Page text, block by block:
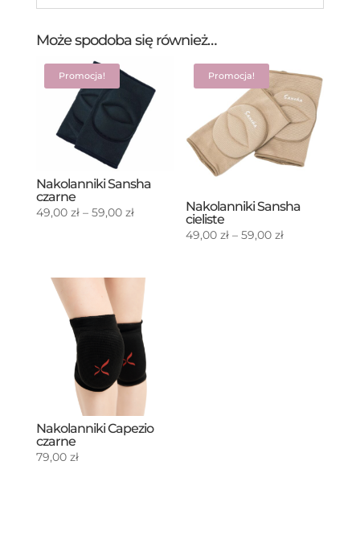
Może spodoba się również…
Promocja!
Nakolanniki Sansha
czarne
49,00 zł – 59,00 złZakres
do
59,00 zł
Promocja!
Nakolanniki Sansha
cieliste
49,00zł – 59,00złZakres
Nakolanniki Capezio
czarne
79,00 zł